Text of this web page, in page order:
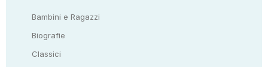
Bambini e Ragazzi
Biografie
Classici